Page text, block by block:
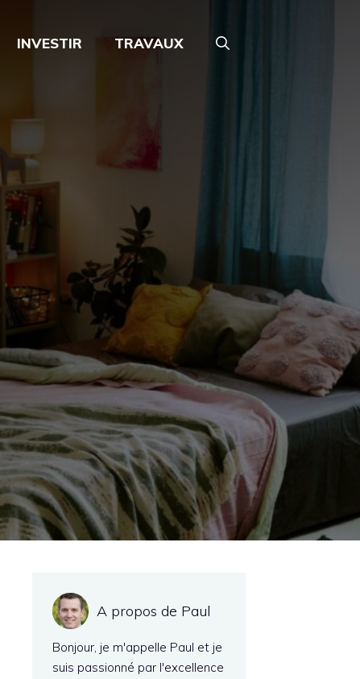
INVESTIR TRAVAUX
A propos de Paul
Bonjour, je m'appelle Paul et je
suis passionné par l'excellence